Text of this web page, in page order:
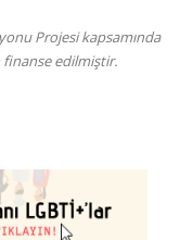
Projesi kapsamında
finanse edilmiştir.